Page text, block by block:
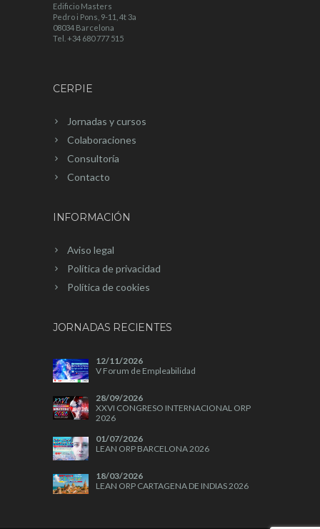
Edificio Masters
Pedro i Pons, 9-11, 4t 3a
08034 Barcelona
Tel. +34 680 777 515
CERPIE
Jornadas y cursos
Colaboraciones
Consultoría
Contacto
INFORMACIÓN
Aviso legal
Política de privacidad
Política de cookies
JORNADAS RECIENTES
12/11/2026
V Forum de Empleabilidad
28/09/2026
XXVI CONGRESO INTERNACIONAL ORP
2026
01/07/2026
LEAN ORP BARCELONA 2026
18/03/2026
LEAN ORP CARTAGENA DE INDIAS 2026